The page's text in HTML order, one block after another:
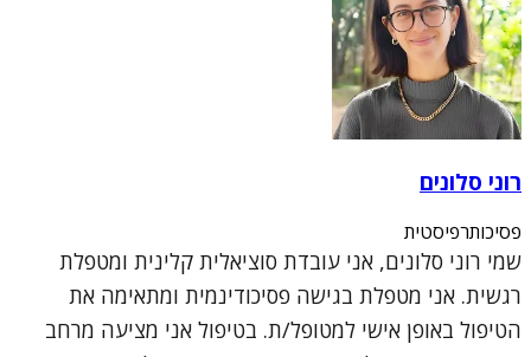
רוני סלונים
פסיכותרפיסטית
שמי רוני סלונים, אני עובדת סוציאלית קלינית ומטפלת
רגשית. אני מטפלת בגישה פסיכודינמית ומתאימה את
הטיפול באופן אישי למטופל/ת. בטיפול אני מציעה מרחב